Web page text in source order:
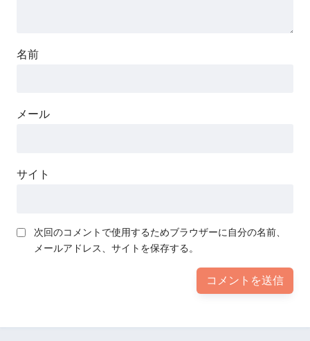
名前
メール
サイト
次回のコメントで使用するためブラウザーに自分の名前、
メールアドレス、サイトを保存する。